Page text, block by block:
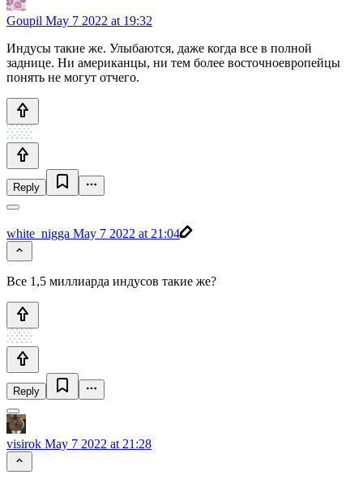
Goupil May 7 2022 at 19:32
Индусы такие же. Улыбаются, даже когда все в полной
заднице. Ни американцы, ни тем более восточноевропейцы
понять не могут отчего.
Reply
white_nigga May 7 2022 at 21:04
Все 1,5 миллиарда индусов такие же?
Reply
visirok May 7 2022 at 21:28